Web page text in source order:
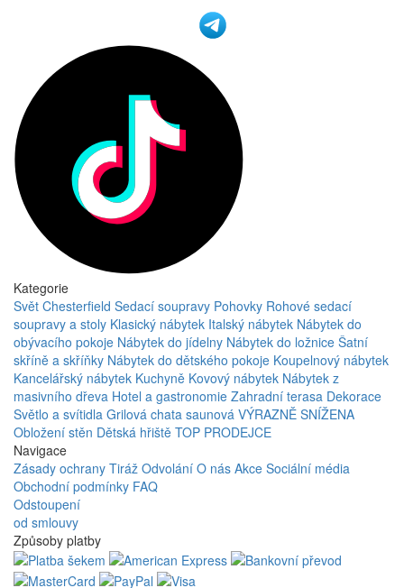
Kategorie
Svět Chesterfield Sedací soupravy Pohovky Rohové sedací
soupravy a stoly Klasický nábytek Italský nábytek Nábytek do
obývacího pokoje Nábytek do jídelny Nábytek do ložnice Šatní
skříně a skříňky Nábytek do dětského pokoje Koupelnový nábytek
Kancelářský nábytek Kuchyně Kovový nábytek Nábytek z
masivního dřeva Hotel a gastronomie Zahradní terasa Dekorace
Světlo a svítidla Grilová chata saunová VÝRAZNĚ SNÍŽENA
Obložení stěn Dětská hřiště TOP PRODEJCE
Navigace
Zásady ochrany Tiráž Odvolání O nás Akce Sociální média
Obchodní podmínky FAQ
Odstoupení
od smlouvy
Způsoby platby